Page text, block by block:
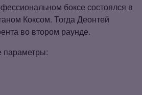
боксе состоялся в
Коксом. Тогда Деонтей
во втором раунде.
параметры: